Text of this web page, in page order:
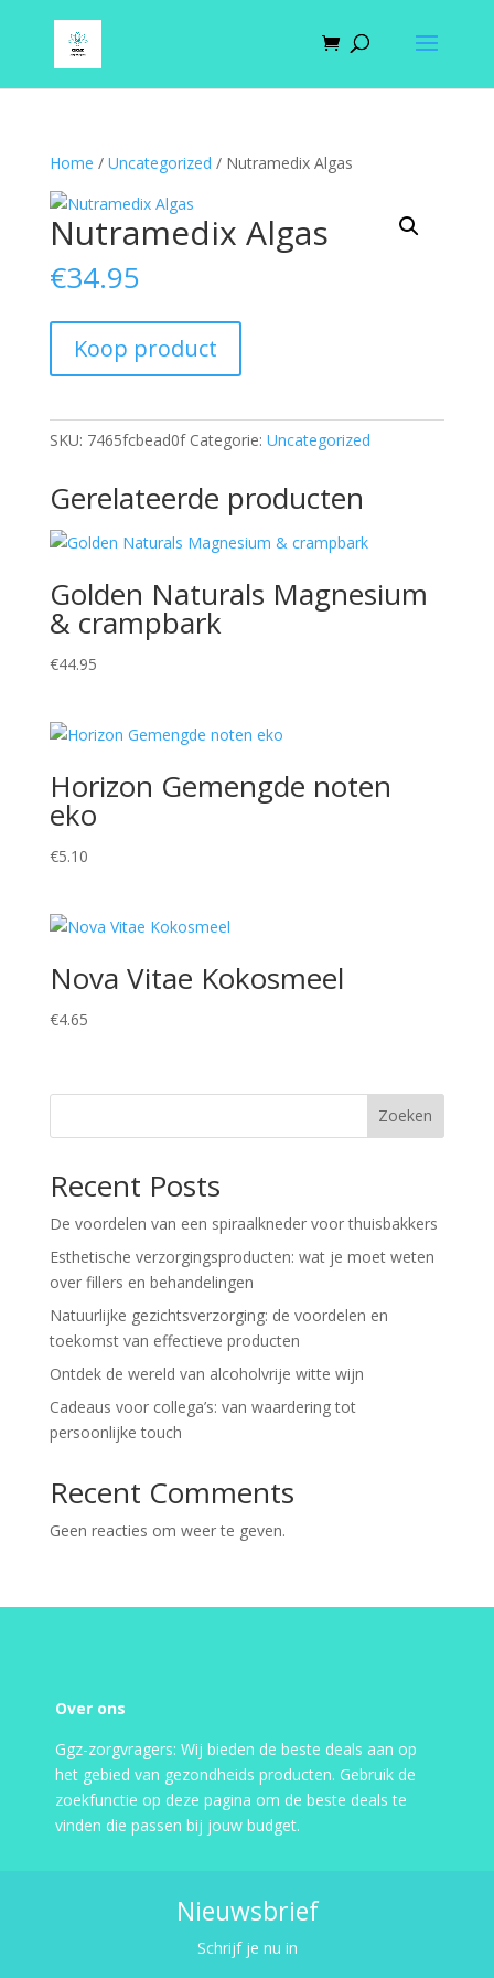
Home / Uncategorized / Nutramedix Algas
Nutramedix Algas
€34.95
Koop product
SKU: 7465fcbead0f Categorie: Uncategorized
Gerelateerde producten
Golden Naturals Magnesium
& crampbark
€44.95
Horizon Gemengde noten
eko
€5.10
Nova Vitae Kokosmeel
€4.65
Zoeken
Recent Posts
De voordelen van een spiraalkneder voor thuisbakkers
Esthetische verzorgingsproducten: wat je moet weten
over fillers en behandelingen
Natuurlijke gezichtsverzorging: de voordelen en
toekomst van effectieve producten
Ontdek de wereld van alcoholvrije witte wijn
Cadeaus voor collega’s: van waardering tot
persoonlijke touch
Recent Comments
Geen reacties om weer te geven.
Over ons
Ggz-zorgvragers: Wij bieden de beste deals aan op
het gebied van gezondheids producten. Gebruik de
zoekfunctie op deze pagina om de beste deals te
vinden die passen bij jouw budget.
Nieuwsbrief
Schrijf je nu in